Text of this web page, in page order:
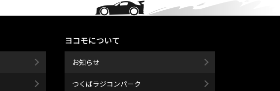
ヨコモについて
お知らせ
つくばラジコンパーク